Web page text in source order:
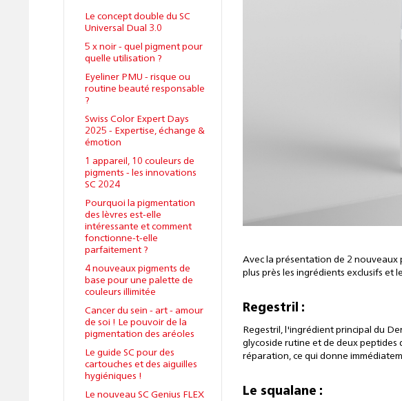
Le concept double du SC
Universal Dual 3.0
5 x noir - quel pigment pour
quelle utilisation ?
Eyeliner PMU - risque ou
routine beauté responsable
?
Swiss Color Expert Days
2025 - Expertise, échange &
émotion
1 appareil, 10 couleurs de
pigments - les innovations
SC 2024
Pourquoi la pigmentation
des lèvres est-elle
intéressante et comment
fonctionne-t-elle
parfaitement ?
4 nouveaux pigments de
base pour une palette de
couleurs illimitée
Cancer du sein - art - amour
de soi ! Le pouvoir de la
pigmentation des aréoles
Le guide SC pour des
cartouches et des aiguilles
hygiéniques !
Le nouveau SC Genius FLEX
Avec la présentation de 2 nouveaux
plus près les ingrédients exclusifs et
Regestril :
Regestril, l'ingrédient principal du
glycoside rutine et de deux peptides
réparation, ce qui donne
Le squalane :